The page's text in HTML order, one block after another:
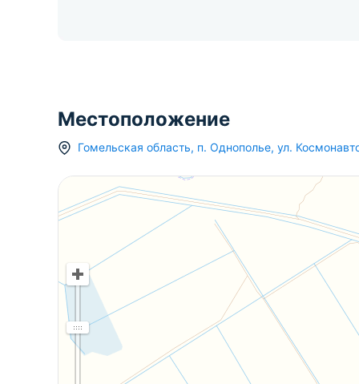
Местоположение
Гомельская область, п. Однополье, ул.